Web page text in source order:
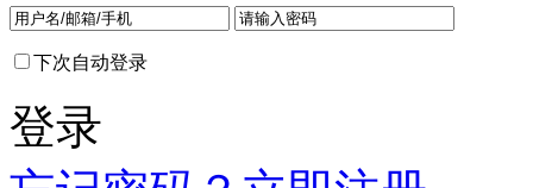
下次自动登录
登录